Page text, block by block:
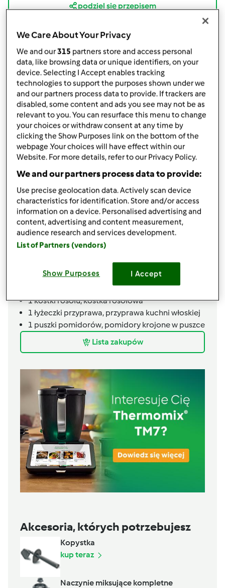
podziel się przepisem
Składniki
Zupa Pomidorowa Babci Danusi
180gramymarchewka,pokroić w kawałki
60gramykorzeń pietruszki,pokroić w kawałki
60gramykorzeń selera,pokroić w kawałki
100gramypor,pokroić w kawałki
20gramyoliwa z oliwek
20gramymasło
0,5łyżeczki pieprz, mielony
1łyżeczkisól
190gramyprzecieru pomidorowego 30%
20gramy
mąka tortowa
śmietana, 18% tłuszczu
natka pietruszki, świeża
ząbkaczosnek, mielony,
ząbek świeżego
1kostkirosołu,kostka rosołowa
1 łyżeczki przyprawa, przyprawa kuchni włoskiej
1 puszki pomidorów, pomidory krojone w puszce
Lista zakupów
Akcesoria, których potrzebujesz
Kopystka
kup teraz
Naczynie miksujące kompletne
We Care About Your Privacy
We and our315 partners store and access personal
data, like browsing data or unique identifiers, on your
device. Selecting I Accept enables tracking
technologies to support the purposes shown under we
and our partners process data to provide. If trackers are
disabled, some content and ads you see may not be as
relevant to you. You can resurface this menu to change
your choices or withdraw consent at any time by
clicking the Show Purposes link on the bottom of the
webpage .Your choices will have effect within our
Website. For more details, refer to our Privacy Policy.
We and our partners process data to provide:
Use precise geolocation data. Actively scan device
characteristics for identification. Store and/or access
information on a device. Personalised advertising and
content, advertising and content measurement,
audience research and services development.
List of Partners (vendors)
Show Purposes I Accept